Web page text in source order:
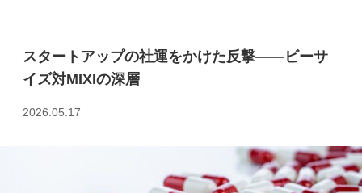
スタートアップの社運をかけた反撃――ビーサ
イズ対MIXIの深層
2026.05.17